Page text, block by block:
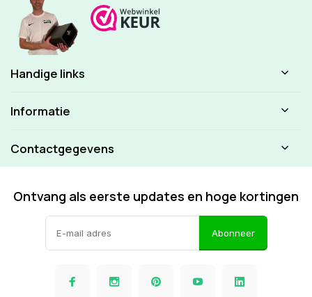
Handige links
Informatie
Contactgegevens
Ontvang als eerste updates en hoge kortingen
Abonneer